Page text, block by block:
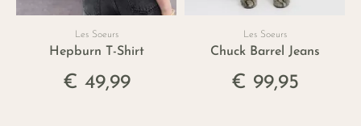
Les Soeurs
Hepburn T-Shirt
€ 49,99
Les Soeurs
Chuck Barrel Jeans
€ 99,95